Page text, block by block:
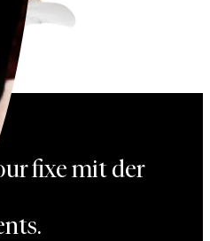
fixe mit der